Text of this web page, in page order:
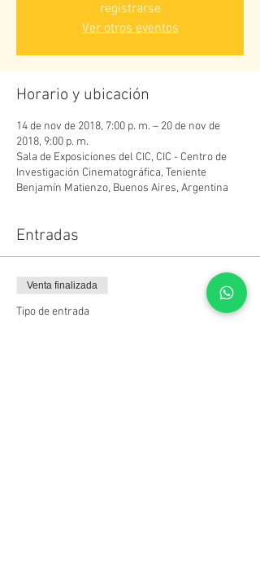
registrarse
Ver otros eventos
Horario y ubicación
14 de nov de 2018, 7:00 p. m. – 20 de nov de
2018, 9:00 p. m.
Sala de Exposiciones del CIC, CIC - Centro de
Investigación Cinematográfica, Teniente
Benjamín Matienzo, Buenos Aires, Argentina
Entradas
Venta finalizada
Tipo de entrada